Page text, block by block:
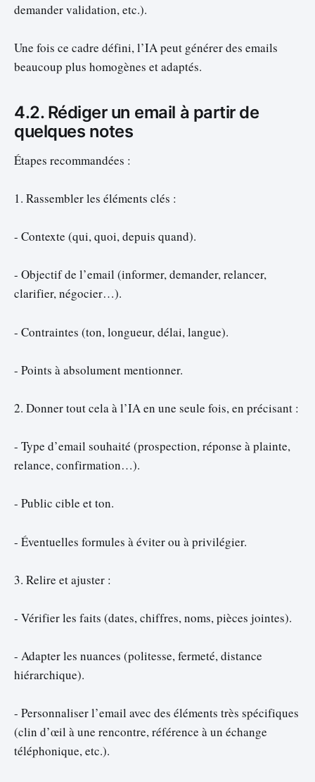
demander validation, etc.).
Une fois ce cadre défini, l’IA peut générer des emails
beaucoup plus homogènes et adaptés.
4.2. Rédiger un email à partir de
quelques notes
Étapes recommandées :
1. Rassembler les éléments clés :
- Contexte (qui, quoi, depuis quand).
- Objectif de l’email (informer, demander, relancer,
clarifier, négocier…).
- Contraintes (ton, longueur, délai, langue).
- Points à absolument mentionner.
2. Donner tout cela à l’IA en une seule fois, en précisant :
- Type d’email souhaité (prospection, réponse à plainte,
relance, confirmation…).
- Public cible et ton.
- Éventuelles formules à éviter ou à privilégier.
3. Relire et ajuster :
- Vérifier les faits (dates, chiffres, noms, pièces jointes).
- Adapter les nuances (politesse, fermeté, distance
hiérarchique).
- Personnaliser l’email avec des éléments très spécifiques
(clin d’œil à une rencontre, référence à un échange
téléphonique, etc.).